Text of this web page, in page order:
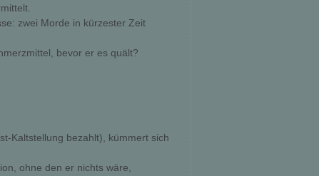
zwei Morde in kürzester Zeit 
bevor er es quält?
Kaltstellung bezahlt), kümmert sich
ohne den er nichts wäre,